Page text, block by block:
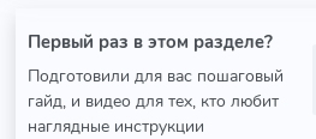
Первый раз в этом разделе?
Подготовили для вас пошаговый
гайд, и видео для тех, кто любит
наглядные инструкции